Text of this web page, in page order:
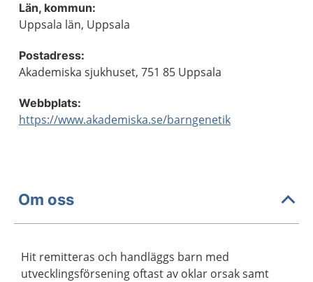
Län, kommun:
Uppsala län, Uppsala
Postadress:
Akademiska sjukhuset, 751 85 Uppsala
Webbplats:
https://www.akademiska.se/barngenetik
Om oss
Hit remitteras och handläggs barn med
utvecklingsförsening oftast av oklar orsak samt